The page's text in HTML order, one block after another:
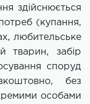
здійснюється
(купання,
любительське
тварин, забір
споруд
без
особами